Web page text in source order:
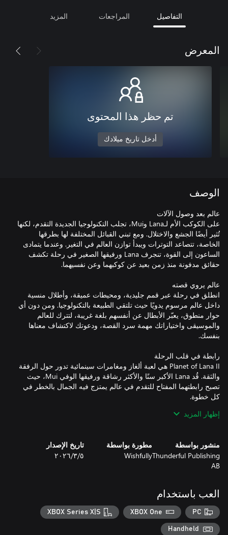
التفاصيل المراجعات المزيد
المعرض
تم حظر هذا المحتوى
أدخل تاريخ ميلادك
الوصف
على الكوكب الأم لـLana وMui، تجلب التكنولوجيا الجديدة التقدم، لكنها
تُثير أيضًا الجشع والاختلال. ومع تبني القبائل المختلفة لها بطرقها
الخاصة، تتصاعد التوترات ويبدأ توازن العالم في التغير. وعندما يتمادى
الساعون إلى القوة، تنجرف Lana ورفيقها الصغير في رحلة تكشف
انطلق في رحلة عبر قمم جليدية، ومحيطات عميقة، وأطلال منسية
داخل عالم مرسوم يدويًا حيث تلتقي الطبيعة بالتكنولوجيا. ومن دون أي
حوار منطوق، يعبّر الأبطال عن أنفسهم بلغة غريبة، لتترك للعالم
والموسيقى واختياراتك مهمة سرد القصة، ودعوتك لاكتشاف معناها
Planet of Lana II هي لعبة ألغاز ومغامرات سينمائية تدور حول الرفقة
والثقة. قُد Lana الأكبر سنًا والأكثر رشاقة ورفيقها الوفي Mui، حيث
تصبح رابطتهما المفتاح للتقدم في عالم يمتزج فيه الجمال بالخطر في
القفز على الجدران إلى الحركة السلسة والزخم، لشق طريقك عبر
وحقيقة أصول Mui. تتحول رحلتهما إلى حكاية حميمة عن التعايش
والمسؤولية وثمن التقدم، مدفوعة بموسيقى أوركسترالية مؤثرة تضفي
عمقًا على اللحظات الهادئة والاكتشافات الجريئة وكل منعطف نفسي
إظهار المزيد
منشور بواسطة
Thunderful Publishing
AB
مطورة بواسطة
Wishfully
تاريخ الإصدار
٥‏/٣‏/٢٠٢٦
العب باستخدام
PC
XBOX One
XBOX Series X|S
Handheld